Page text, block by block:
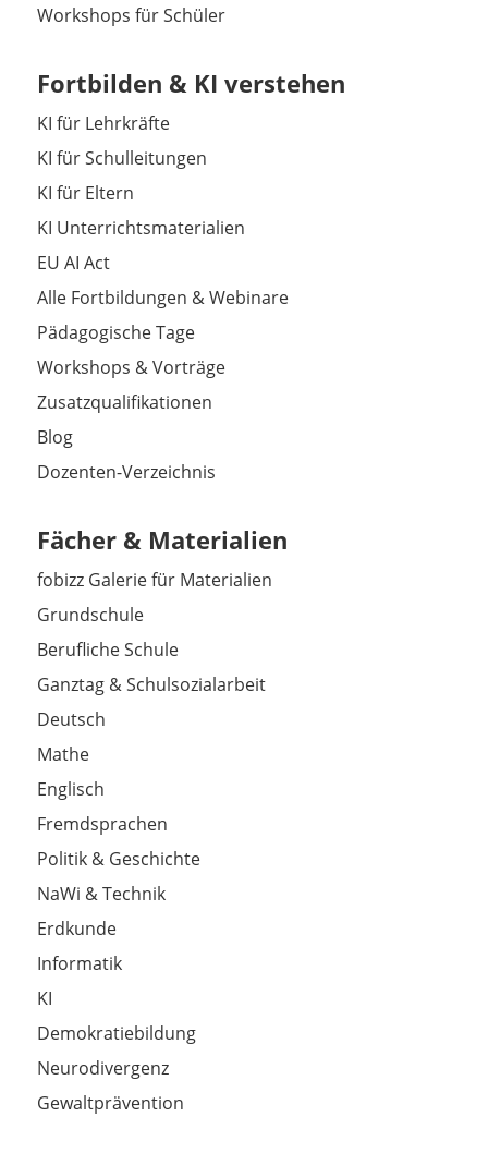
Workshops für Schüler
Fortbilden & KI verstehen
KI für Lehrkräfte
KI für Schulleitungen
KI für Eltern
KI Unterrichtsmaterialien
EU AI Act
Alle Fortbildungen & Webinare
Pädagogische Tage
Workshops & Vorträge
Zusatzqualifikationen
Blog
Dozenten-Verzeichnis
Fächer & Materialien
fobizz Galerie für Materialien
Grundschule
Berufliche Schule
Ganztag & Schulsozialarbeit
Deutsch
Mathe
Englisch
Fremdsprachen
Politik & Geschichte
NaWi & Technik
Erdkunde
Informatik
KI
Demokratiebildung
Neurodivergenz
Gewaltprävention